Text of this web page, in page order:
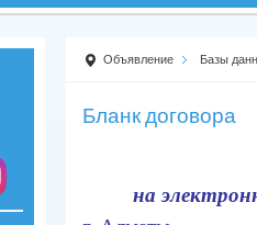
Объявление Базы
Бланк договора
на